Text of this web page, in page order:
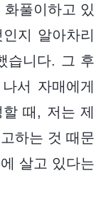
풀이하고 있
지 알아차리
습니다. 그 후
서 자매에게
때, 저는 제
하는 것 때문
살고 있다는